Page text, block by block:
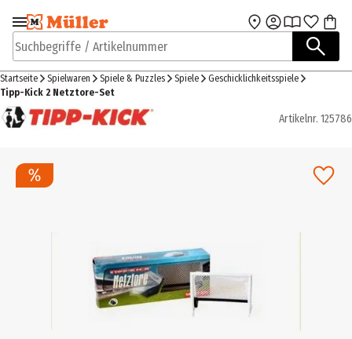
Zur Navigation
springen
Zum Hauptinhalt
Suchbegriffe / Artikelnummer
Startseite Spielwaren Spiele & Puzzles Spiele
Geschicklichkeitsspiele
Tipp-Kick 2 Netztore-Set
Artikelnr. 125786